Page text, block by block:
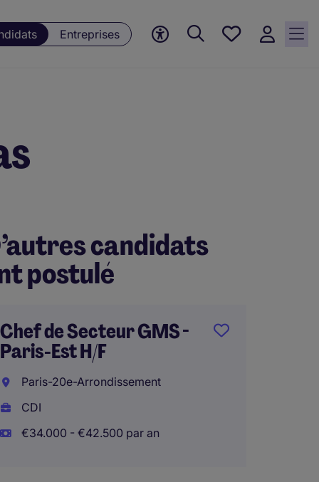
Entreprises
Mes offres, 0
candidats
postulé
Chef de Secteur GMS -
Paris-Est H/F
Paris-20e-Arrondissement
CDI
€34.000 - €42.500 par an